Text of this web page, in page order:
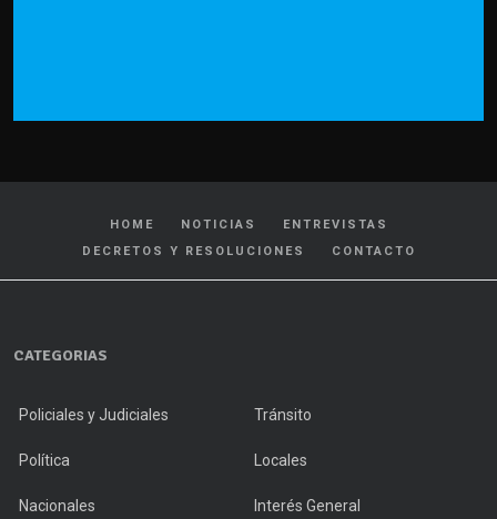
HOME NOTICIAS
ENTREVISTAS
DECRETOS Y RESOLUCIONES
CONTACTO
CATEGORIAS
Policiales y Judiciales Tránsito
Política Locales
Nacionales Interés General